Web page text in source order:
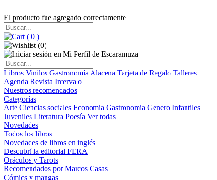
El producto fue agregado correctamente
( 0 )
(0)
Libros Vinilos Gastronomía Alacena Tarjeta de Regalo Talleres
Agenda Revista Intervalo
Nuestros recomendados
Categorías
Arte Ciencias sociales Economía Gastronomía Género Infantiles
Juveniles Literatura Poesía Ver todas
Novedades
Todos los libros
Novedades de libros en inglés
Descubrí la editorial FERA
Oráculos y Tarots
Recomendados por Marcos Casas
Cómics y mangas